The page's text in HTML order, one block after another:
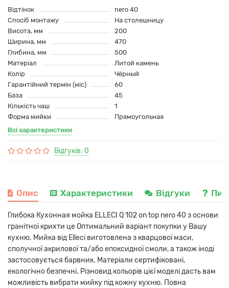
Відтінок
nero 40
Спосіб монтажу
На столешницу
Висота, мм
200
Ширина, мм
470
Глибина, мм
500
Матеріал
Литой камень
Колір
Чёрный
Гарантійний термін (міс)
60
База
45
Кількість чаш
1
Форма мийки
Прямоугольная
Всі характеристики
Відгуків: 0
Опис Характеристики Відгуки
Глибока Кухонная мойка ELLECI Q 102 on top nero 40 з основи
гранітної крихти це Оптимальний варіант покупки у Вашу
кухню. Мийка від Elleci виготовлена з кварцової маси,
сполучної акрилової та/або епоксидної смоли, а також іноді
застосовується барвник. Матеріали сертифіковані,
екологічно безпечні. Різновид кольорів цієї моделі дасть вам
можливість вибрати мийку під кожну кухню. Повна